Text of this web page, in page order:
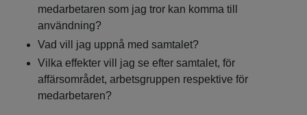
medarbetaren som jag tror kan komma till
användning?
Vad vill jag uppnå med samtalet?
Vilka effekter vill jag se efter samtalet, för
affärsområdet, arbetsgruppen respektive för
medarbetaren?